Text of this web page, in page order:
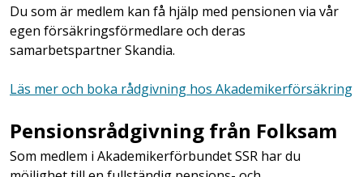
Du som är medlem kan få hjälp med pensionen via vår
egen försäkringsförmedlare och deras
samarbetspartner Skandia.
Läs mer och boka rådgivning hos Akademikerförsäkring
Pensionsrådgivning från Folksam
Som medlem i Akademikerförbundet SSR har du